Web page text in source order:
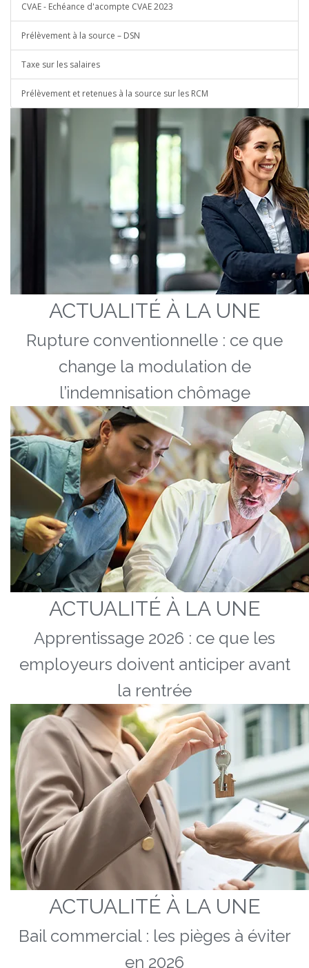
CVAE - Echéance d'acompte CVAE 2023
Prélèvement à la source – DSN
Taxe sur les salaires
Prélèvement et retenues à la source sur les RCM
ACTUALITÉ À LA UNE
Rupture conventionnelle : ce que
change la modulation de
l’indemnisation chômage
ACTUALITÉ À LA UNE
Apprentissage 2026 : ce que les
employeurs doivent anticiper avant
la rentrée
ACTUALITÉ À LA UNE
Bail commercial : les pièges à éviter
en 2026